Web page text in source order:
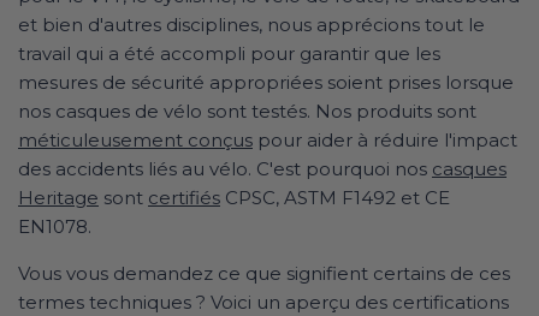
et bien d'autres disciplines, nous apprécions tout le
travail qui a été accompli pour garantir que les
mesures de sécurité appropriées soient prises lorsque
nos casques de vélo sont testés. Nos produits sont
méticuleusement conçus pour aider à réduire l'impact
des accidents liés au vélo. C'est pourquoi nos casques
Heritage sont certifiés CPSC, ASTM F1492 et CE
EN1078.
Vous vous demandez ce que signifient certains de ces
termes techniques ? Voici un aperçu des certifications